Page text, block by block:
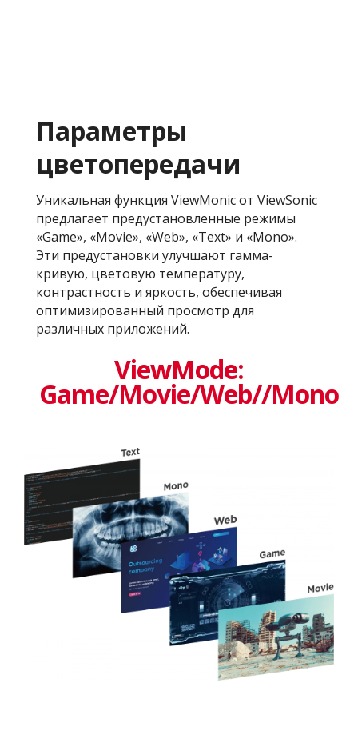
Параметры
цветопередачи
Уникальная функция ViewMonic от ViewSonic
предлагает предустановленные режимы
«Game», «Movie», «Web», «Text» и «Mono».
Эти предустановки улучшают гамма-
кривую, цветовую температуру,
контрастность и яркость, обеспечивая
оптимизированный просмотр для
различных приложений.
ViewMode:
Game/Movie/Web//Mono